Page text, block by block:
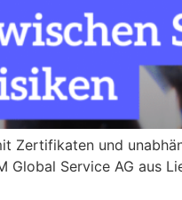
Zertifikaten und
Global Service AG aus